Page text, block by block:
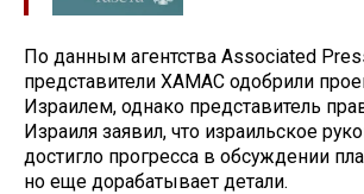
По данным агентства Associated
представители ХАМАС одобрили
Израилем, однако представитель
Израиля заявил, что израильское
достигло прогресса в обсуждении
но еще дорабатывает детали.